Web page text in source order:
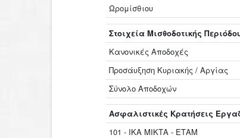
Ωρομίσθιου
Στοιχεία Μισθοδοτικής
Κανονικές Αποδοχές
Προσάυξηση Κυριακής / Αργίας
Σύνολο Αποδοχών
Ασφαλιστικές Κρατήσεις
101 - ΙΚΑ ΜΙΚΤΑ - ΕΤΑΜ